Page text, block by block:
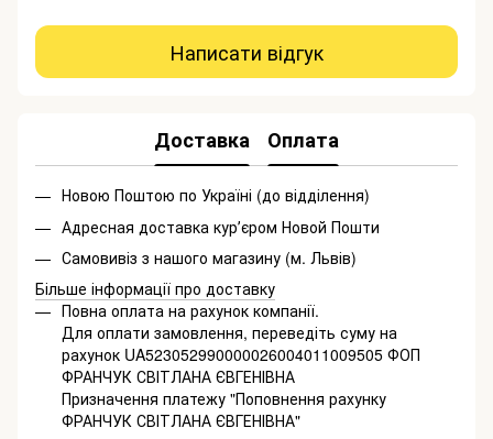
Написати відгук
Доставка Оплата
Новою Поштою по Україні (до відділення)
Адресная доставка курʼєром Новой Пошти
Самовивіз з нашого магазину (м. Львів)
Більше інформації про доставку
Повна оплата на рахунок компанії.
Для оплати замовлення, переведіть суму на
рахунок UA523052990000026004011009505 ФОП
ФРАНЧУК СВІТЛАНА ЄВГЕНІВНА
Призначення платежу "Поповнення рахунку
ФРАНЧУК СВІТЛАНА ЄВГЕНІВНА"